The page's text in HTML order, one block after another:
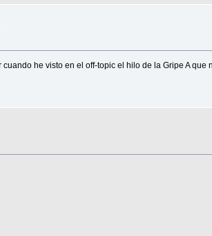
he visto en el off-topic el hilo de la Gripe A que